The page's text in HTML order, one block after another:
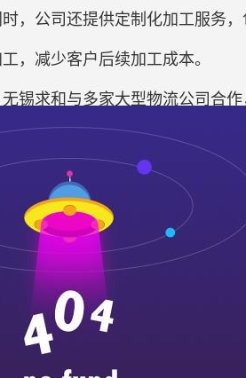
，公司还提供定制化加工服务
，减少客户后续加工成本。
锡求和与多家大型物流公司合
时在线响应，若出现产品质量问
质有保障、价格有优势、交货有
优势